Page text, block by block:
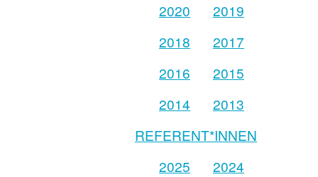
2020
2019
2018
2017
2016
2015
2014
2013
REFERENT*INNEN
2025
2024